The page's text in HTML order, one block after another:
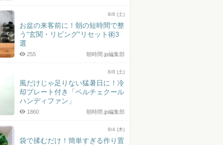
8/8 (土)
お盆の来客前に！朝の短時間で整
う“玄関・リビング”リセット術3
選
朝時間.jp編集部
255
8/8 (土)
風だけじゃ足りない猛暑日に！冷
却プレート付き「ペルチェクール
ハンディファン」
朝時間.jp編集部
1860
8/4 (木)
袋で揉むだけ！簡単すぎる作り置